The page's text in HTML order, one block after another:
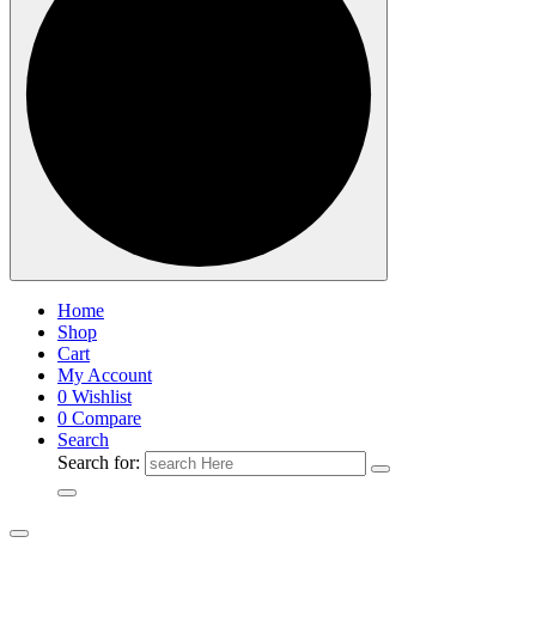
Home
Shop
Cart
My Account
0 Wishlist
0 Compare
Search
Search for: